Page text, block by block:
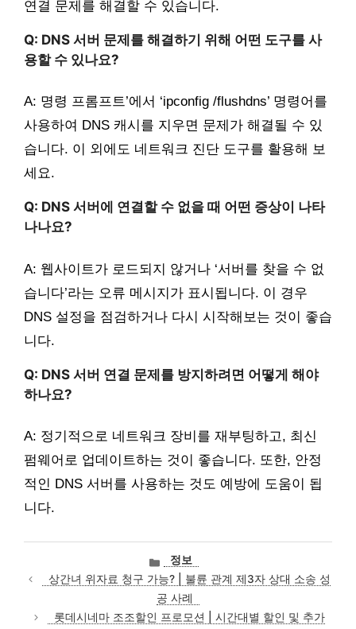
연결 문제를 해결할 수 있습니다.
Q: DNS 서버 문제를 해결하기 위해 어떤 도구를 사
용할 수 있나요?
A: 명령 프롬프트’에서 ‘ipconfig /flushdns’ 명령어를
사용하여 DNS 캐시를 지우면 문제가 해결될 수 있
습니다. 이 외에도 네트워크 진단 도구를 활용해 보
세요.
Q: DNS 서버에 연결할 수 없을 때 어떤 증상이 나타
나나요?
A: 웹사이트가 로드되지 않거나 ‘서버를 찾을 수 없
습니다’라는 오류 메시지가 표시됩니다. 이 경우
DNS 설정을 점검하거나 다시 시작해보는 것이 좋습
니다.
Q: DNS 서버 연결 문제를 방지하려면 어떻게 해야
하나요?
A: 정기적으로 네트워크 장비를 재부팅하고, 최신
펌웨어로 업데이트하는 것이 좋습니다. 또한, 안정
적인 DNS 서버를 사용하는 것도 예방에 도움이 됩
니다.
카
테
고
리
정보
상간녀 위자료 청구 가능? | 불륜 관계 제3자 상대 소송 성
공 사례
롯데시네마 조조할인 프로모션 | 시간대별 할인 및 추가